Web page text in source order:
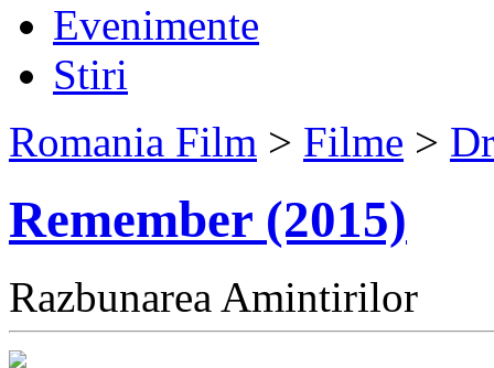
Evenimente
Stiri
Romania Film > Filme >
Remember (2015)
Razbunarea Amintirilor